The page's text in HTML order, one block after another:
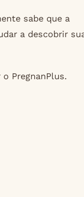
sabe que a
a descobrir
PregnanPlus.